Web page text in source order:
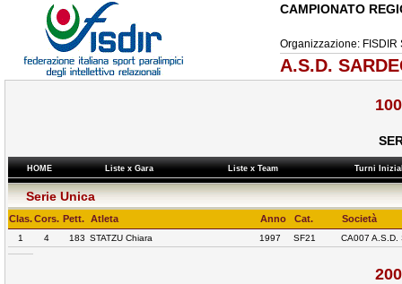
CAMPIONATO
Organizzazione: FISDIR
A.S.D.
HOME Liste x Gara Liste x Team Turni
Serie Unica
Clas.Cors. Pett. Atleta Anno Cat. Società
1 4 183 STATZU Chiara 1997 SF21 CA007 A.S.D.